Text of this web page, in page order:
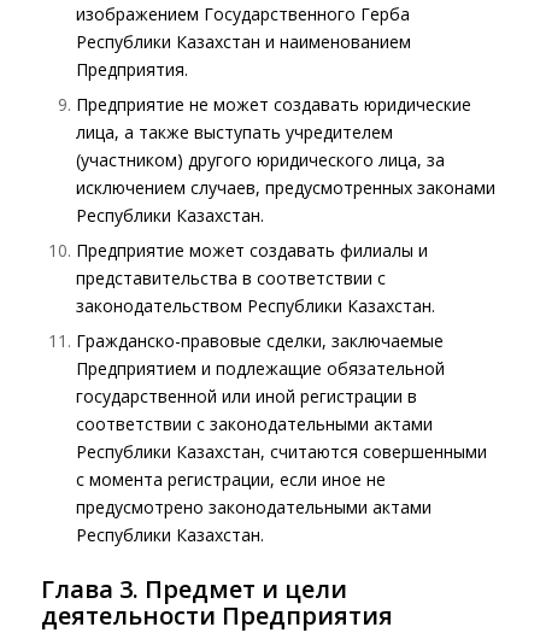
изображением Государственного Герба
Республики Казахстан и наименованием
Предприятия.
Предприятие не может создавать юридические
лица, а также выступать учредителем
(участником) другого юридического лица, за
исключением случаев, предусмотренных законами
Республики Казахстан.
Предприятие может создавать филиалы и
представительства в соответствии с
законодательством Республики Казахстан.
Гражданско-правовые сделки, заключаемые
Предприятием и подлежащие обязательной
государственной или иной регистрации в
соответствии с законодательными актами
Республики Казахстан, считаются совершенными
с момента регистрации, если иное не
предусмотрено законодательными актами
Республики Казахстан.
Глава 3. Предмет и цели
деятельности Предприятия